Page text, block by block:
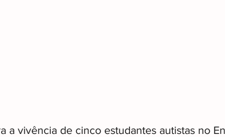
a vivência de cinco estudantes autistas no